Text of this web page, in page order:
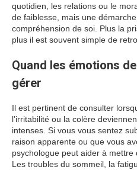
quotidien, les relations ou le
de faiblesse, mais une
compréhension de soi. Plus la
plus il est souvent simple de
Quand les émotions
gérer
Il est pertinent de consulter
l’irritabilité ou la colère
intenses. Si vous vous sentez
raison apparente ou que vous
psychologue peut aider à mettre
Les troubles du sommeil, la